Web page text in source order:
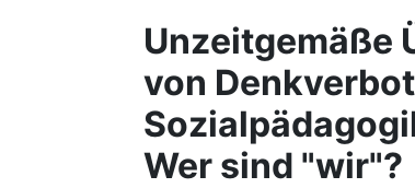
Unzeitgemäße
von
Wer sind "wir"?